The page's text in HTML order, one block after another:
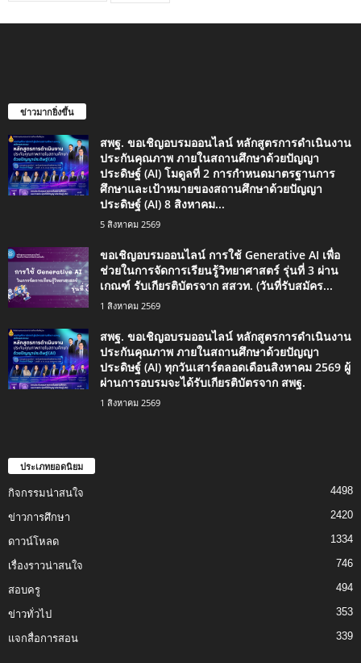
ข่าวมากยิ่งขึ้น
สพฐ. ขอเชิญอบรมออนไลน์ หลักสูตรการดำเนินงาน
ประกันคุณภาพ ภายในสถานศึกษาด้วยปัญญา
ประดิษฐ์ (AI) โมดูลที่ 2 การกำหนดมาตรฐานการ
ศึกษาและเป้าหมายของสถานศึกษาด้วยปัญญา
ประดิษฐ์ (AI) 8 สิงหาคม...
5 สิงหาคม 2569
ขอเชิญอบรมออนไลน์ การใช้ Generative AI เพื่อ
ช่วยในการจัดการเรียนรู้วิทยาศาสตร์ รุ่นที่ 3 ผ่าน
เกณฑ์ รับเกียรติบัตรจาก สสวท. (วันที่รับสมัคร...
1 สิงหาคม 2569
สพฐ. ขอเชิญอบรมออนไลน์ หลักสูตรการดำเนินงาน
ประกันคุณภาพ ภายในสถานศึกษาด้วยปัญญา
ประดิษฐ์ (AI) ทุกวันเสาร์ตลอดเดือนสิงหาคม 2569 ผู้
ผ่านการอบรมจะได้รับเกียรติบัตรจาก สพฐ.
1 สิงหาคม 2569
ประเภทยอดนิยม
กิจกรรมน่าสนใจ 4498
ข่าวการศึกษา 2420
ดาวน์โหลด 1334
เรื่องราวน่าสนใจ 746
สอบครู 494
ข่าวทั่วไป 353
แจกสื่อการสอน 339